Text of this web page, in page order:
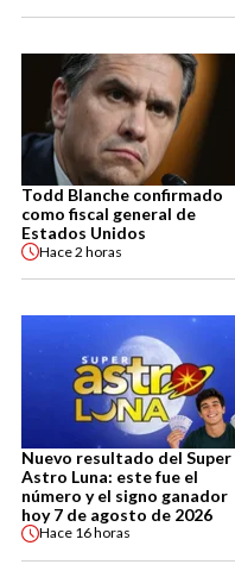
Todd Blanche confirmado
como fiscal general de
Estados Unidos
Hace2 horas
Nuevo resultado del Super
Astro Luna: este fue el
número y el signo ganador
hoy 7 de agosto de 2026
Hace 16 horas